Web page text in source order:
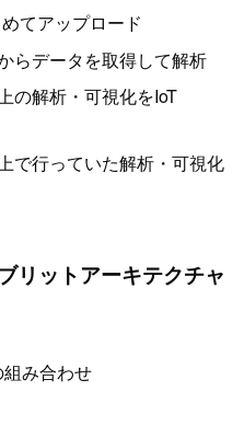
てアップロード
らデータを取得して解析
の解析・可視化をIoT
で行っていた解析・可視化
リットアーキテクチャ
み合わせ